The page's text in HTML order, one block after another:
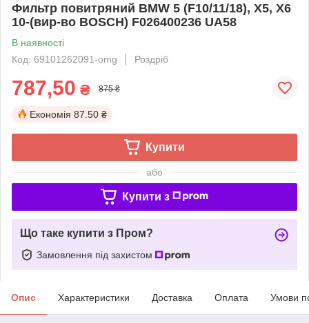
Фильтр повитряний BMW 5 (F10/11/18), X5, X6
10-(вир-во BOSCH) F026400236 UA58
В наявності
Код: 69101262091-omg
Роздріб
787,50 ₴ 875 ₴
Економія 87.50 ₴
Купити
або
Купити з
Що таке купити з Пром?
Замовлення під захистом
Опис Характеристики Доставка Оплата Умови